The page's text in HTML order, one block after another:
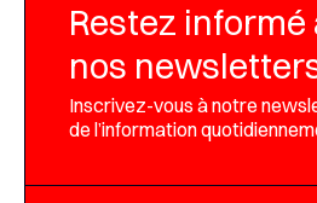
Restez
nos
Inscrivez-vous à notre
de l’information